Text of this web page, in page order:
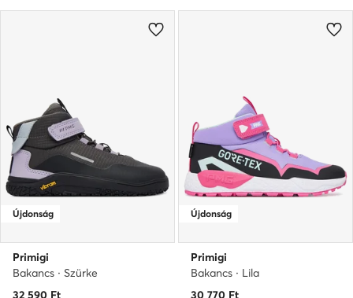
Újdonság
Primigi
Bakancs · Szürke
32 590 Ft
Újdonság
Primigi
Bakancs · Lila
30 770 Ft